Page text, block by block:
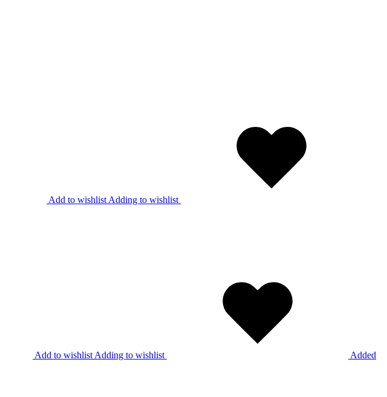
Add to wishlist Adding to wishlist
Add to wishlist Adding to wishlist
Added